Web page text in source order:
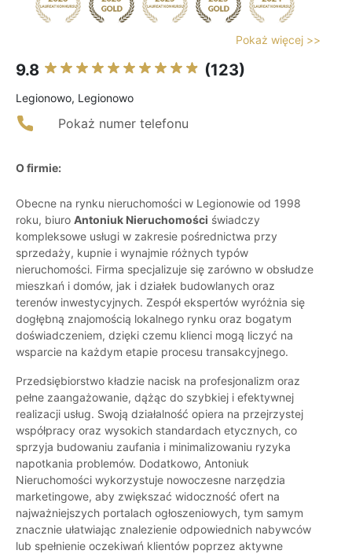
Pokaż więcej >>
9.8 (123)
Legionowo, Legionowo
Pokaż numer telefonu
O firmie:
Obecne na rynku nieruchomości w Legionowie od 1998
roku, biuro Antoniuk Nieruchomości świadczy
kompleksowe usługi w zakresie pośrednictwa przy
sprzedaży, kupnie i wynajmie różnych typów
nieruchomości. Firma specjalizuje się zarówno w obsłudze
mieszkań i domów, jak i działek budowlanych oraz
terenów inwestycyjnych. Zespół ekspertów wyróżnia się
dogłębną znajomością lokalnego rynku oraz bogatym
doświadczeniem, dzięki czemu klienci mogą liczyć na
wsparcie na każdym etapie procesu transakcyjnego.
Przedsiębiorstwo kładzie nacisk na profesjonalizm oraz
pełne zaangażowanie, dążąc do szybkiej i efektywnej
realizacji usług. Swoją działalność opiera na przejrzystej
współpracy oraz wysokich standardach etycznych, co
sprzyja budowaniu zaufania i minimalizowaniu ryzyka
napotkania problemów. Dodatkowo, Antoniuk
Nieruchomości wykorzystuje nowoczesne narzędzia
marketingowe, aby zwiększać widoczność ofert na
najważniejszych portalach ogłoszeniowych, tym samym
znacznie ułatwiając znalezienie odpowiednich nabywców
lub spełnienie oczekiwań klientów poprzez aktywne